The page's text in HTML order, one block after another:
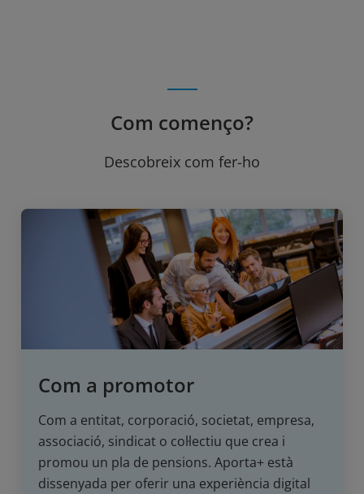
Com començo?
Descobreix com fer-ho
Com a promotor
Com a entitat, corporació, societat, empresa,
associació, sindicat o col·lectiu que crea i
promou un pla de pensions. Aporta+ està
dissenyada per oferir una experiència digital